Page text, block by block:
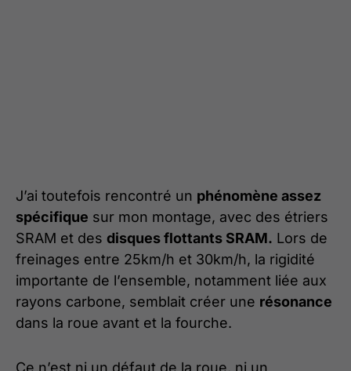
J’ai toutefois rencontré un phénomène assez
spécifique sur mon montage, avec des étriers
SRAM et des disques flottants SRAM. Lors de
freinages entre 25km/h et 30km/h, la rigidité
importante de l’ensemble, notamment liée aux
rayons carbone, semblait créer une résonance
dans la roue avant et la fourche.
Ce n’est ni un défaut de la roue, ni un